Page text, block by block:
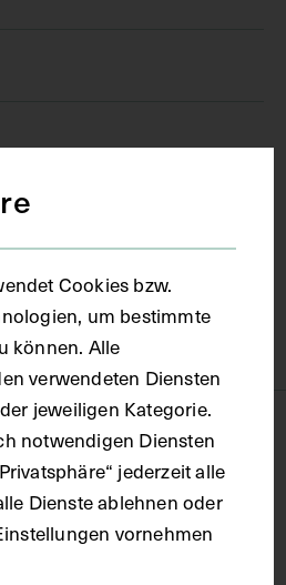
Cookies bzw.
um bestimmte
können. Alle
verwendeten Diensten
jeweiligen Kategorie.
notwendigen Diensten
jederzeit alle
Dienste ablehnen oder
vornehmen